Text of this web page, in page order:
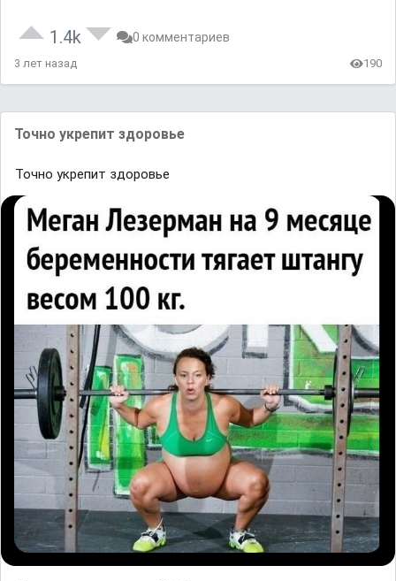
1.4k 0 комментариев
3 лет назад 190
Точно укрепит здоровье
Точно укрепит здоровье